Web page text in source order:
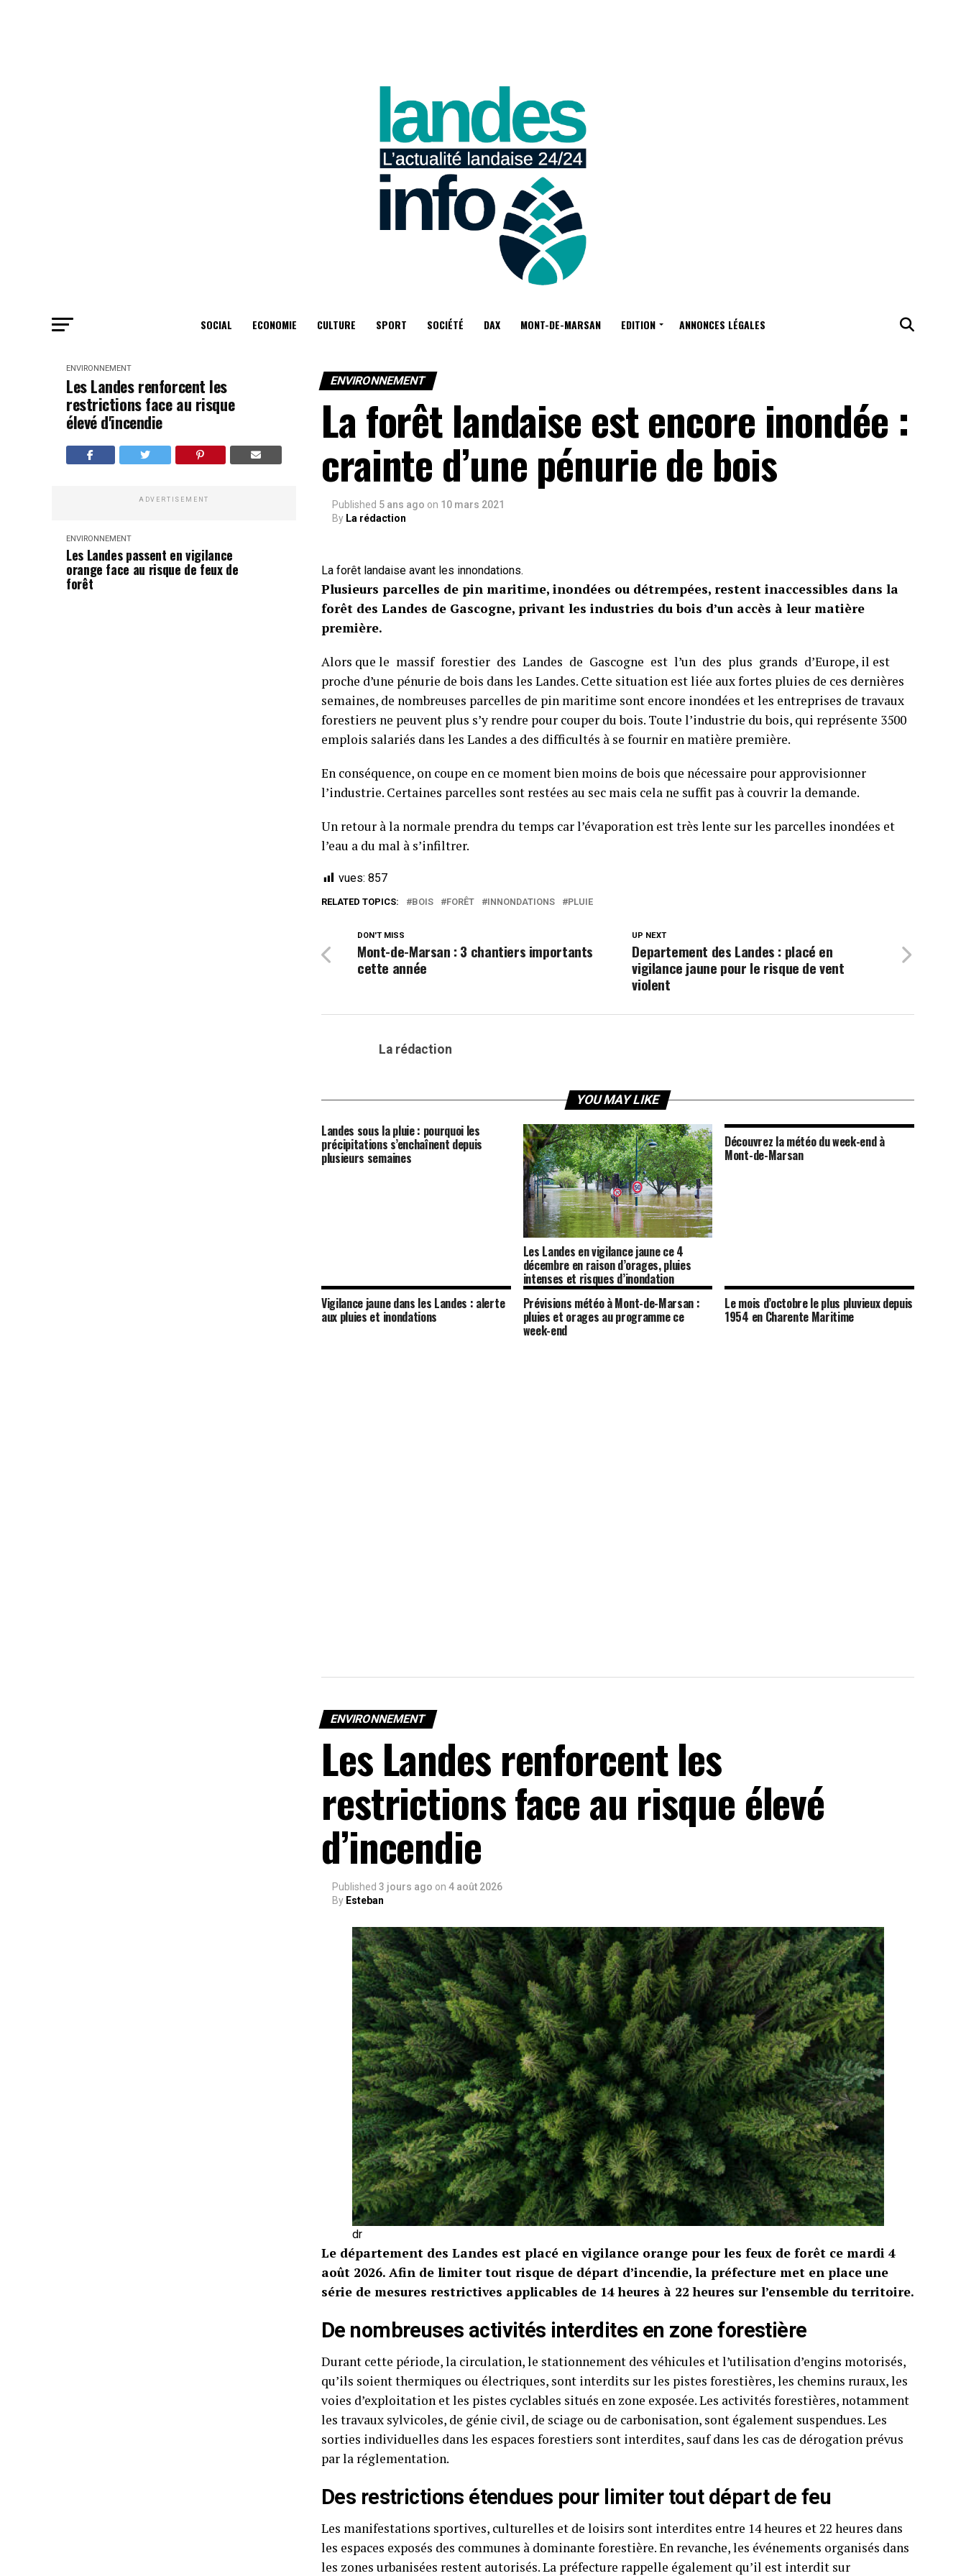
SOCIAL ECONOMIE CULTURE SPORT SOCIÉTÉ DAX MONT-DE-MARSAN EDITION ANNONCES LÉGALES
ENVIRONNEMENT
Les Landes renforcent les
restrictions face au risque
élevé d'incendie
ADVERTISEMENT
ENVIRONNEMENT
Les Landes passent en vigilance
orange face au risque de feux de
forêt
ENVIRONNEMENT
La forêt landaise est encore inondée :
crainte d’une pénurie de bois
Published 5 ans ago on 10 mars 2021
By La rédaction
La forêt landaise avant les innondations.
Plusieurs parcelles de pin maritime, inondées ou détrempées, restent inaccessibles dans la
forêt des Landes de Gascogne, privant les industries du bois d’un accès à leur matière
première.
Alors que le massif forestier des Landes de Gascogne est l’un des plus grands d’Europe, il est
proche d’une pénurie de bois dans les Landes. Cette situation est liée aux fortes pluies de ces dernières
semaines, de nombreuses parcelles de pin maritime sont encore inondées et les entreprises de travaux
forestiers ne peuvent plus s’y rendre pour couper du bois. Toute l’industrie du bois, qui représente 3500
emplois salariés dans les Landes a des difficultés à se fournir en matière première.
En conséquence, on coupe en ce moment bien moins de bois que nécessaire pour approvisionner
l’industrie. Certaines parcelles sont restées au sec mais cela ne suffit pas à couvrir la demande.
Un retour à la normale prendra du temps car l’évaporation est très lente sur les parcelles inondées et
l’eau a du mal à s’infiltrer.
vues: 857
RELATED TOPICS: BOIS FORÊT INNONDATIONS PLUIE
UP NEXT
Departement des Landes : placé en
vigilance jaune pour le risque de vent
violent
DON'T MISS
Mont-de-Marsan : 3 chantiers importants
cette année
La rédaction
YOU MAY LIKE
Landes sous la pluie : pourquoi les
précipitations s’enchaînent depuis
plusieurs semaines
Les Landes en vigilance jaune ce 4
décembre en raison d’orages, pluies
intenses et risques d’inondation
Découvrez la météo du week-end à
Mont-de-Marsan
Vigilance jaune dans les Landes : alerte
aux pluies et inondations
Prévisions météo à Mont-de-Marsan :
pluies et orages au programme ce
week-end
Le mois d’octobre le plus pluvieux depuis
1954 en Charente Maritime
ENVIRONNEMENT
Les Landes renforcent les
restrictions face au risque élevé
d’incendie
Published 3 jours ago on 4 août 2026
By Esteban
dr
Le département des Landes est placé en vigilance orange pour les feux de forêt ce mardi 4
août 2026. Afin de limiter tout risque de départ d’incendie, la préfecture met en place une
série de mesures restrictives applicables de 14 heures à 22 heures sur l’ensemble du territoire.
De nombreuses activités interdites en zone forestière
Durant cette période, la circulation, le stationnement des véhicules et l’utilisation d’engins motorisés,
qu’ils soient thermiques ou électriques, sont interdits sur les pistes forestières, les chemins ruraux, les
voies d’exploitation et les pistes cyclables situés en zone exposée. Les activités forestières, notamment
les travaux sylvicoles, de génie civil, de sciage ou de carbonisation, sont également suspendues. Les
sorties individuelles dans les espaces forestiers sont interdites, sauf dans les cas de dérogation prévus
par la réglementation.
Des restrictions étendues pour limiter tout départ de feu
Les manifestations sportives, culturelles et de loisirs sont interdites entre 14 heures et 22 heures dans
les espaces exposés des communes à dominante forestière. En revanche, les événements organisés dans
les zones urbanisées restent autorisés. La préfecture rappelle également qu’il est interdit sur